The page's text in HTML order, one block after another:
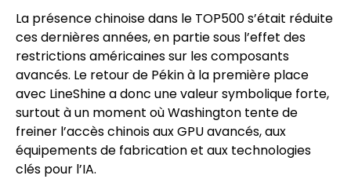
La présence chinoise dans le TOP500 s’était réduite
ces dernières années, en partie sous l’effet des
restrictions américaines sur les composants
avancés. Le retour de Pékin à la première place
avec LineShine a donc une valeur symbolique forte,
surtout à un moment où Washington tente de
freiner l’accès chinois aux GPU avancés, aux
équipements de fabrication et aux technologies
clés pour l’IA.